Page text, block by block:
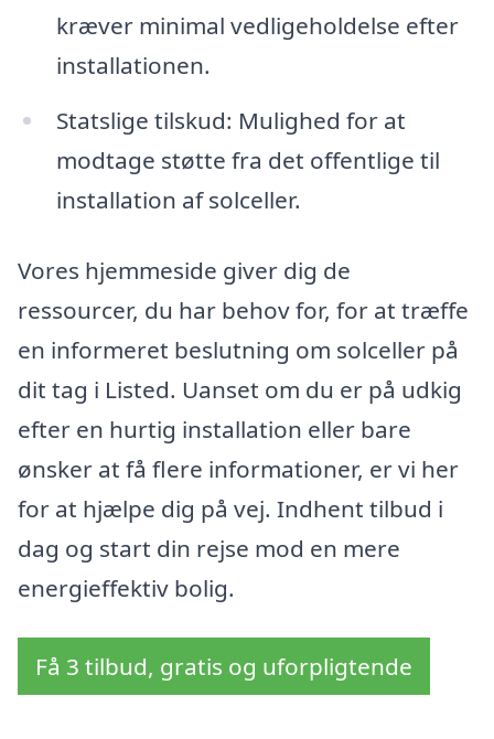
kræver minimal vedligeholdelse efter
installationen.
Statslige tilskud: Mulighed for at
modtage støtte fra det offentlige til
installation af solceller.
Vores hjemmeside giver dig de
ressourcer, du har behov for, for at træffe
en informeret beslutning om solceller på
dit tag i Listed. Uanset om du er på udkig
efter en hurtig installation eller bare
ønsker at få flere informationer, er vi her
for at hjælpe dig på vej. Indhent tilbud i
dag og start din rejse mod en mere
energieffektiv bolig.
Få 3 tilbud, gratis og uforpligtende